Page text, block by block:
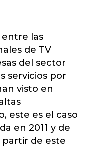
las
de TV
del sector
servicios por
visto en
este es el caso
en 2011 y de
de este